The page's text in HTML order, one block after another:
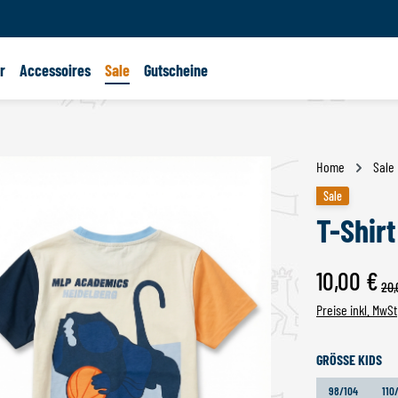
Accessoires Sale Gutscheine
Home Sale
Sale
Sale
T-
Verkaufspreis:
10,00 €
Preise inkl. MwSt
GRÖSSE KIDS
98/104